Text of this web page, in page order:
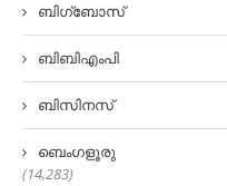
ബിഗ്‌ബോസ്
ബിബിഎംപി
ബിസിനസ്
ബെംഗളൂരു
(14,283)